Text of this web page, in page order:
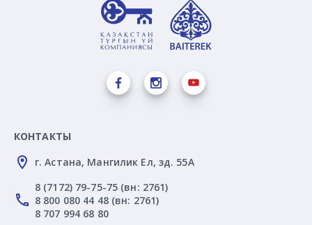
КОНТАКТЫ
г. Астана, Мангилик Ел, зд. 55А
8 (7172) 79-75-75 (вн: 2761)
8 800 080 44 48 (вн: 2761)
8 707 994 68 80